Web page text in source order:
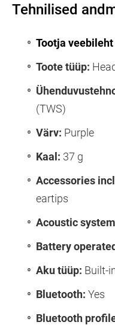
Tehnilised
Tootja veebileht
Toote tüüp:
(TWS)
Värv: Purple
Kaal: 37 g
Accessories
eartips
Acoustic
Battery
Aku tüüp: Built-
Bluetooth: Yes
Bluetooth